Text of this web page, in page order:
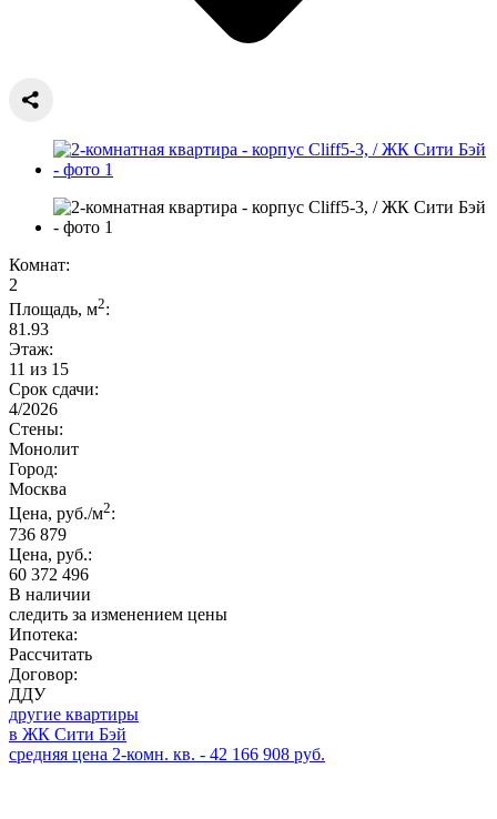
Комнат:
2
Площадь, м2:
81.93
Этаж:
11 из 15
Срок сдачи:
4/2026
Стены:
Монолит
Город:
Москва
Цена, руб./м2:
736 879
Цена, руб.:
60 372 496
В наличии
следить за изменением цены
Ипотека:
Рассчитать
Договор:
ДДУ
другие квартиры
в ЖК Сити Бэй
средняя цена 2-комн. кв. - 42 166 908 руб.